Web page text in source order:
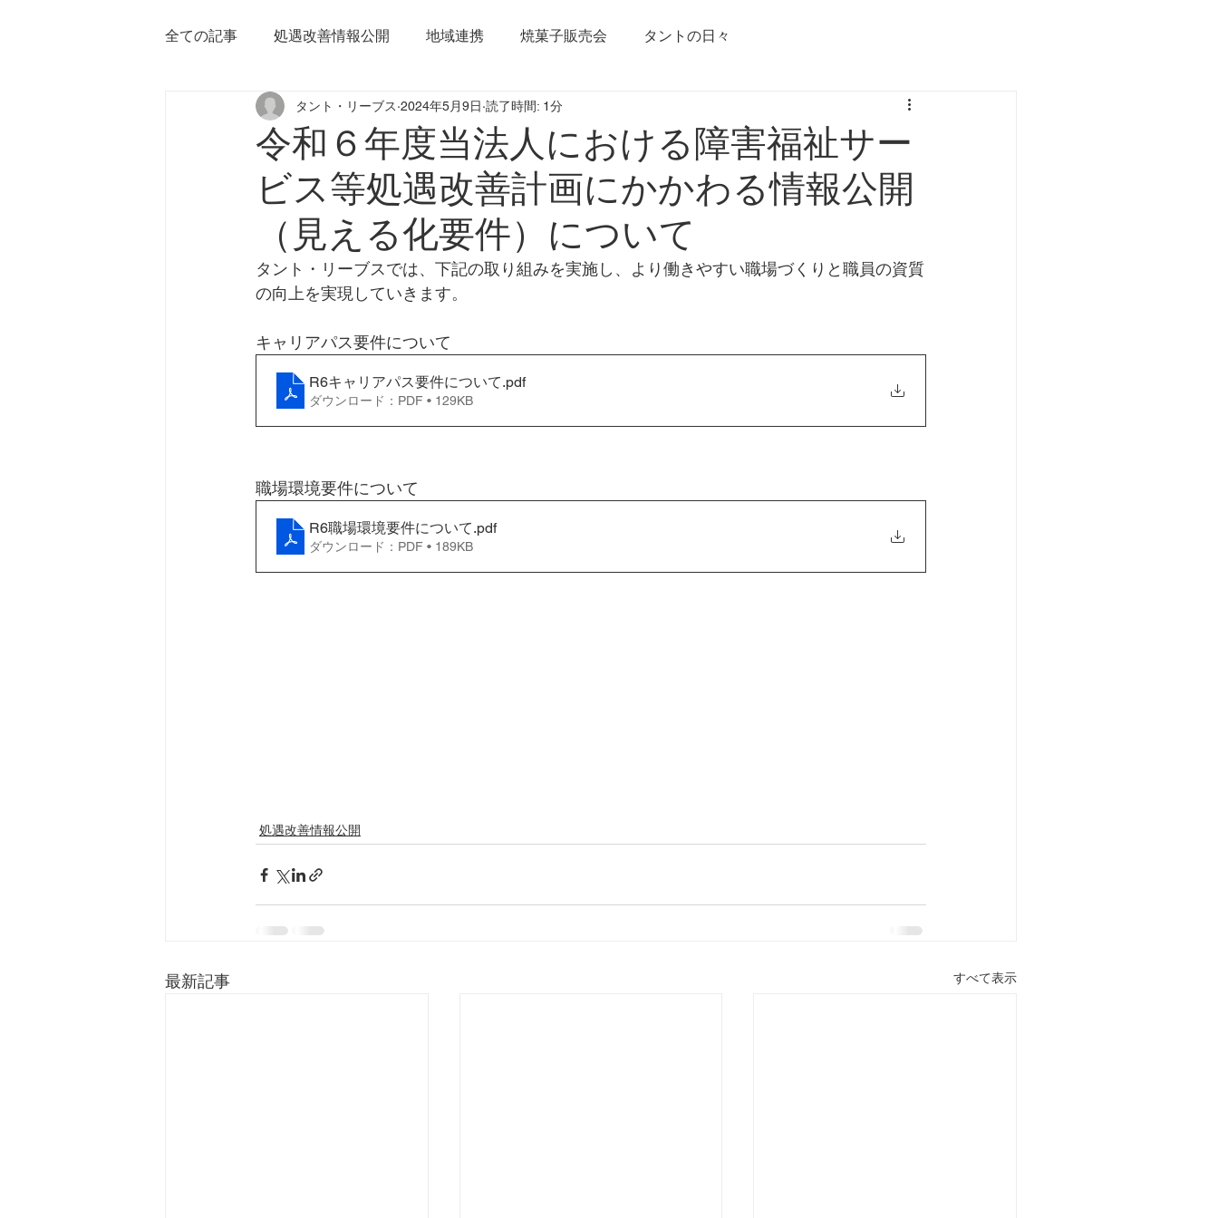
全ての記事 処遇改善情報公開 地域連携 焼菓子販売会 タントの日々
令和６年度当法人における障害福祉サー
ビス等処遇改善計画にかかわる情報公開
（見える化要件）について
タント・リーブス 2024年5月9日 読了時間: 1分
タント・リーブスでは、下記の取り組みを実施し、より働きやすい職場づくりと職員の資質
の向上を実現していきます。
キャリアパス要件について
R6キャリアパス要件について.pdf
ダウンロード：PDF • 129KB
職場環境要件について
R6職場環境要件について.pdf
ダウンロード：PDF • 189KB
処遇改善情報公開
最新記事 すべて表示